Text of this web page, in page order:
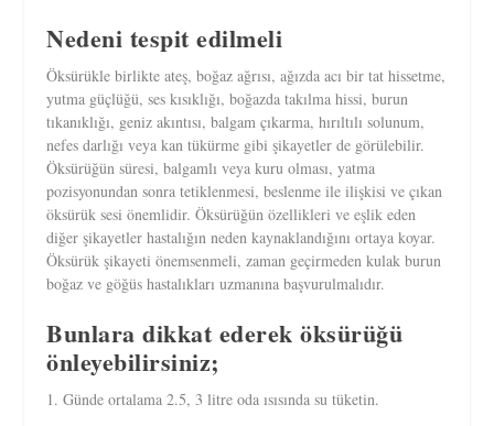
Nedeni tespit edilmeli
Öksürükle birlikte ateş, boğaz ağrısı, ağızda acı bir tat hissetme,
yutma güçlüğü, ses kısıklığı, boğazda takılma hissi, burun
tıkanıklığı, geniz akıntısı, balgam çıkarma, hırıltılı solunum,
nefes darlığı veya kan tükürme gibi şikayetler de görülebilir.
Öksürüğün süresi, balgamlı veya kuru olması, yatma
pozisyonundan sonra tetiklenmesi, beslenme ile ilişkisi ve çıkan
öksürük sesi önemlidir. Öksürüğün özellikleri ve eşlik eden
diğer şikayetler hastalığın neden kaynaklandığını ortaya koyar.
Öksürük şikayeti önemsenmeli, zaman geçirmeden kulak burun
boğaz ve göğüs hastalıkları uzmanına başvurulmalıdır.
Bunlara dikkat ederek öksürüğü
önleyebilirsiniz;
1. Günde ortalama 2.5, 3 litre oda ısısında su tüketin.